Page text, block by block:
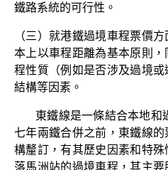
鐵路系統的可行性。
（三）就港鐵過境車程票價
本上以車程距離為基本原則
程性質（例如是否涉及過境
結構等因素。
東鐵線是一條結合本地和
七年兩鐵合併之前，東鐵線
構釐訂，有其歷史因素和特
落馬洲站的過境車程，其主要